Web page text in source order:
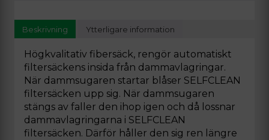
Beskrivning Ytterligare information
Högkvalitativ fibersäck, rengör automatiskt
filtersäckens insida från dammavlagringar.
När dammsugaren startar blåser SELFCLEAN
filtersäcken upp sig. När dammsugaren
stängs av faller den ihop igen och då lossnar
dammavlagringarna i SELFCLEAN
filtersäcken. Därför håller den sig ren längre